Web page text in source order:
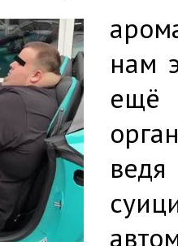
нам
ещё